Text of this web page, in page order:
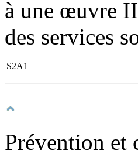
à une œuvre
des services
S2A1
Prévention et